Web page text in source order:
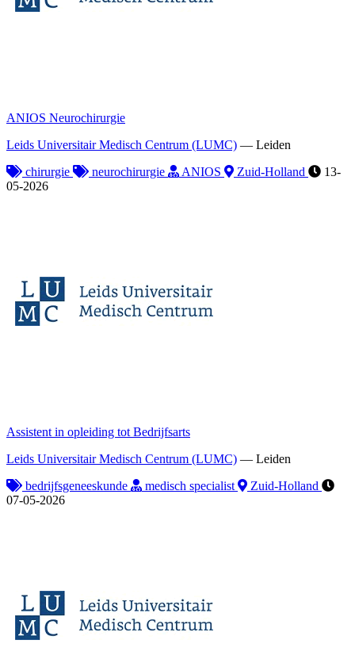
ANIOS Neurochirurgie
Leids Universitair Medisch Centrum (LUMC) — Leiden
chirurgie
neurochirurgie ANIOS Zuid-Holland
13-
05-2026
Assistent in opleiding tot Bedrijfsarts
Leids Universitair Medisch Centrum (LUMC) — Leiden
bedrijfsgeneeskunde
medisch specialist
Zuid-Holland
07-05-2026